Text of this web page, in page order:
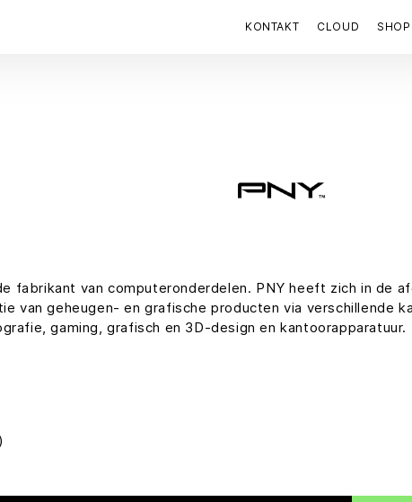
KONTAKT CLOUD SHOP
fabrikant van computeronderdelen. PNY heeft zich in de
van geheugen- en grafische producten via verschillende
gaming, grafisch en 3D-design en kantoorapparatuur.